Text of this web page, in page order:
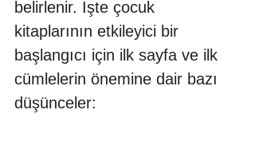
belirlenir. İşte çocuk
kitaplarının etkileyici bir
başlangıcı için ilk sayfa ve ilk
cümlelerin önemine dair bazı
düşünceler: